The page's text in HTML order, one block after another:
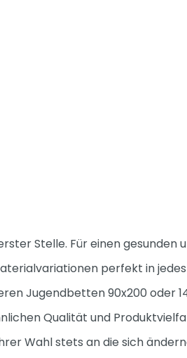
Stelle. Für einen gesunden
perfekt in
Jugendbetten 90x200 oder
Qualität und
Wahl stets an die sich